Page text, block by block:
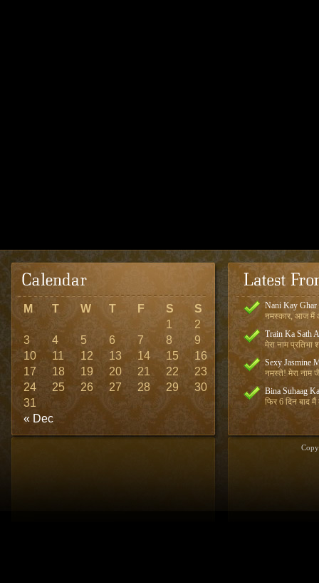
M T W T F S S
« Dec
1
2
3
4 5 6 7 8
9
10
11 12 13 14 15
16
17
18 19 20 21 22
23
24
25 26 27 28 29
30
31
Nani Kay Ghar
नमस्कार, आज मैं
Train Ka Sath
मेरा नाम प्रतिभा
Sexy Jasmine
नमस्ते! मेरा नाम
Bina Suhaag
फिर 6 दिन बाद